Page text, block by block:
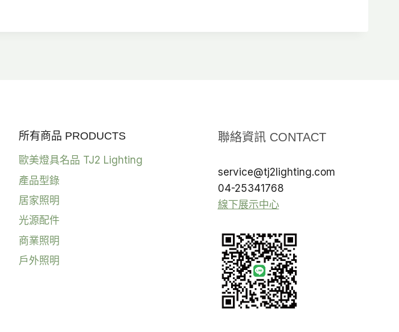
所有商品 PRODUCTS
歐美燈具名品 TJ2 Lighting
產品型錄
居家照明
光源配件
商業照明
戶外照明
聯絡資訊 CONTACT
service@tj2lighting.com
04-25341768
線下展示中心